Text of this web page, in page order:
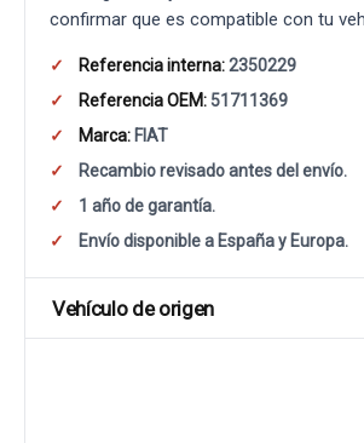
confirmar que es compatible con tu
Referencia interna:2350229
Referencia OEM: 51711369
Marca: FIAT
Recambio revisado antes del envío.
1 año de garantía.
Envío disponible a España y Europa.
Vehículo de origen